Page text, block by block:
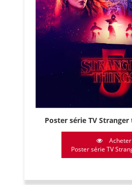
Poster série TV
Acheter
Poster série TV